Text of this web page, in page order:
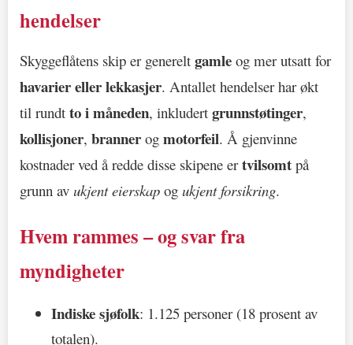
hendelser
Skyggeflåtens skip er generelt gamle og mer utsatt for
havarier eller lekkasjer. Antallet hendelser har økt
til rundt to i måneden, inkludert grunnstøtinger,
kollisjoner, branner og motorfeil. Å gjenvinne
kostnader ved å redde disse skipene ertvilsomt på
grunn av ukjent eierskap og ukjent forsikring.
Hvem rammes – og svar fra
myndigheter
Indiske sjøfolk: 1.125 personer (18 prosent av
totalen).